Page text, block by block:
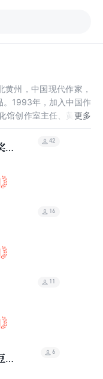
州，中国现代作家，
。1993年，加入中国作
馆创作室主任、黄田地
命是劳动与仁慈》《痛
等。三卷本长篇小说
奖和首届世界华文长篇
奖中篇小说奖，首届青
投票评选的第五、第
。他的多部中短篇小说
42
16
11
6